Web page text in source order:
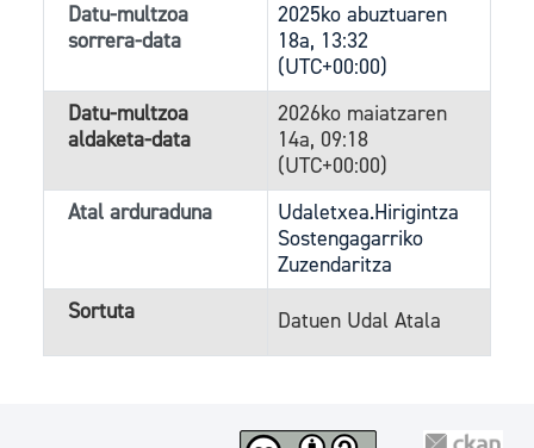
Datu-multzoa
sorrera-data
2025ko abuztuaren
18a, 13:32
(UTC+00:00)
Datu-multzoa
aldaketa-data
2026ko maiatzaren
14a, 09:18
(UTC+00:00)
Atal arduraduna
Udaletxea.Hirigintza
Sostengagarriko
Zuzendaritza
Sortuta
Datuen Udal Atala